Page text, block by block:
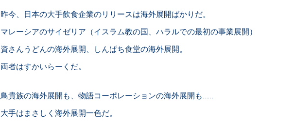
昨今、日本の大手飲食企業のリリースは海外展開ばかりだ。
マレーシアのサイゼリア（イスラム教の国、ハラルでの最初の事業展開）
資さんうどんの海外展開、しんぱち食堂の海外展開。
両者はすかいらーくだ。
鳥貴族の海外展開も、物語コーポレーションの海外展開も……
大手はまさしく海外展開一色だ。